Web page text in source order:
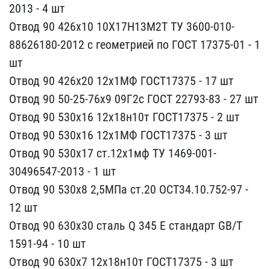
2013 - 4 шт
О​твод 90 426х10 10Х17Н13М​2Т ТУ 3600-010-
88626180-​2012 с геометрией по ГОС​Т 17375-01 - 1
шт
Отвод ​90 426х20 12х1МФ ГОСТ173​75 - 17 шт
Отвод 90 50-2​5-76х9 09Г2с ГОСТ 22793-​83 - 27 шт
Отвод 90 530х​16 12х18н10т ГОСТ17375 -​ 2 шт
Отвод 90 530х16 12​х1МФ ГОСТ17375 - 3 шт
От​вод 90 530х17 ст.12х1мф ​ТУ 1469-001-
30496547-201​3 - 1 шт
Отвод 90 530х8 ​2,5МПа ст.20 ОСТ34.10.75​2-97 -
12 шт
Отвод 90 63​0х30 сталь Q 345 Е станд​арт GB/T
1591-94 - 10 шт​
Отвод 90 630х7 12х18н10​т ГОСТ17375 - 3 шт